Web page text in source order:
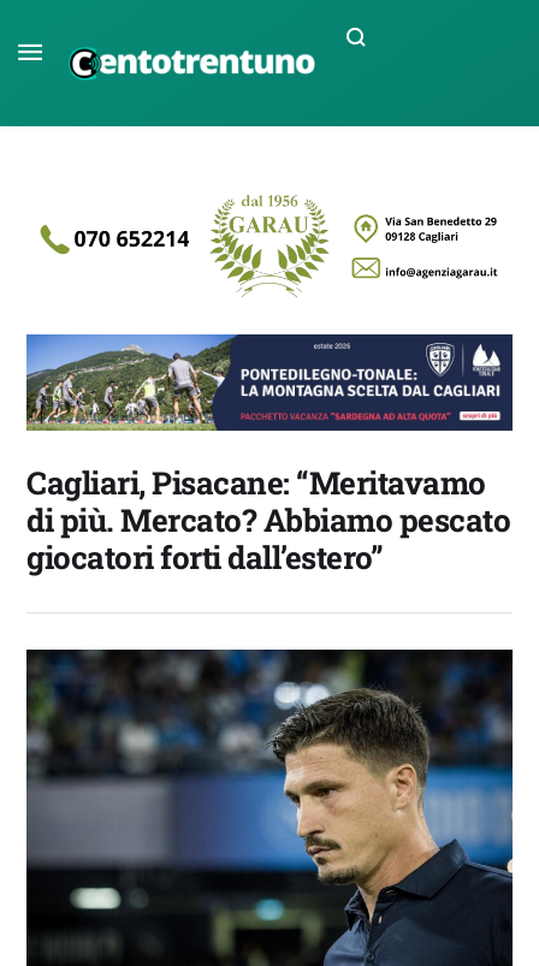
Cagliari, Pisacane: “Meritavamo
di più. Mercato? Abbiamo pescato
giocatori forti dall’estero”